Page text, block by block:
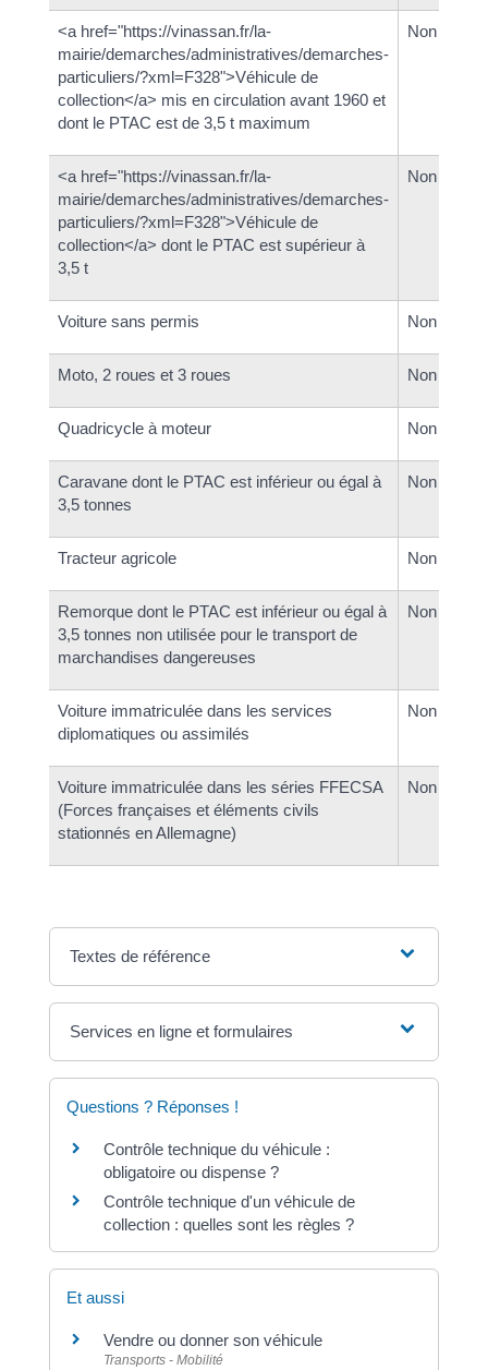
<a href="https://vinassan.fr/la-
mairie/demarches/administratives/demarches-
particuliers/?xml=F328">Véhicule de
collection</a> mis en circulation avant 1960 et
dont le PTAC est de 3,5 t maximum
Non
<a href="https://vinassan.fr/la-
mairie/demarches/administratives/demarches-
particuliers/?xml=F328">Véhicule de
collection</a> dont le PTAC est supérieur à
3,5 t
Non
Voiture sans permis Non
Moto, 2 roues et 3 roues Non
Quadricycle à moteur Non
Caravane dont le PTAC est inférieur ou égal à
3,5 tonnes
Non
Tracteur agricole Non
Remorque dont le PTAC est inférieur ou égal à
3,5 tonnes non utilisée pour le transport de
marchandises dangereuses
Non
Voiture immatriculée dans les services
diplomatiques ou assimilés
Non
Voiture immatriculée dans les séries FFECSA
(Forces françaises et éléments civils
stationnés en Allemagne)
Non
Textes de référence
Services en ligne et formulaires
Questions ? Réponses !
Contrôle technique du véhicule :
obligatoire ou dispense ?
Contrôle technique d'un véhicule de
collection : quelles sont les règles ?
Et aussi
Vendre ou donner son véhicule
Transports - Mobilité